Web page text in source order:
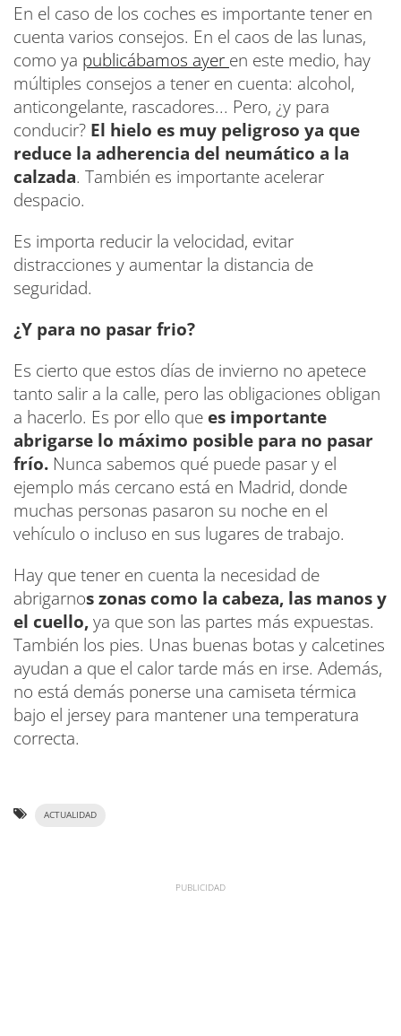
En el caso de los coches es importante tener en
cuenta varios consejos. En el caos de las lunas,
como ya publicábamos ayer en este medio, hay
múltiples consejos a tener en cuenta: alcohol,
anticongelante, rascadores... Pero, ¿y para
conducir? El hielo es muy peligroso ya que
reduce la adherencia del neumático a la
calzada. También es importante acelerar
despacio.
Es importa reducir la velocidad, evitar
distracciones y aumentar la distancia de
seguridad.
¿Y para no pasar frio?
Es cierto que estos días de invierno no apetece
tanto salir a la calle, pero las obligaciones obligan
a hacerlo. Es por ello que es importante
abrigarse lo máximo posible para no pasar
frío. Nunca sabemos qué puede pasar y el
ejemplo más cercano está en Madrid, donde
muchas personas pasaron su noche en el
vehículo o incluso en sus lugares de trabajo.
Hay que tener en cuenta la necesidad de
abrigarnos zonas como la cabeza, las manos y
el cuello,ya que son las partes más expuestas.
También los pies. Unas buenas botas y calcetines
ayudan a que el calor tarde más en irse. Además,
no está demás ponerse una camiseta térmica
bajo el jersey para mantener una temperatura
correcta.
ACTUALIDAD